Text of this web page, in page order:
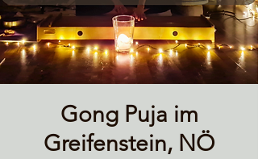
Gong Puja im
Greifenstein, NÖ